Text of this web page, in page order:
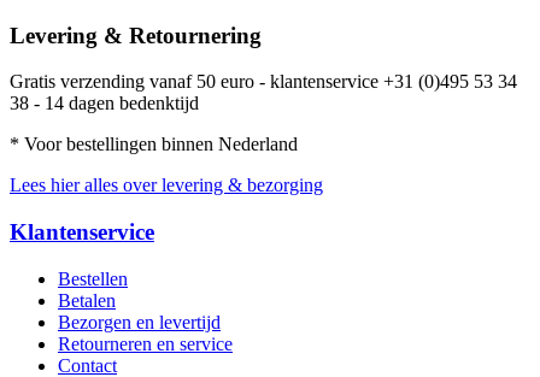
Levering & Retournering
Gratis verzending vanaf 50 euro - klantenservice +31 (0)495 53 34
38 - 14 dagen bedenktijd
* Voor bestellingen binnen Nederland
Lees hier alles over levering & bezorging
Klantenservice
Bestellen
Betalen
Bezorgen en levertijd
Retourneren en service
Contact